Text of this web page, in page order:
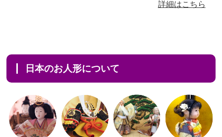
詳細はこちら
日本のお人形について